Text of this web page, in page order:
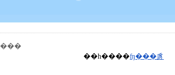
��һ����ʩ���豸